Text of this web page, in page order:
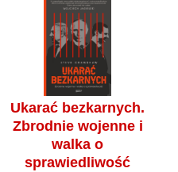
Ukarać bezkarnych.
Zbrodnie wojenne i
walka o
sprawiedliwość